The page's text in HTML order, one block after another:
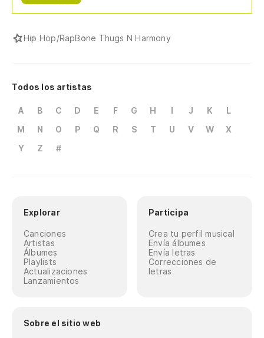
Hip Hop/RapBone Thugs N Harmony
Todos los artistas
A B C D E F G H I J K
L
M
N O P Q R S T U V W
X
Y
Z #
Explorar
Canciones
Artistas
Álbumes
Playlists
Actualizaciones
Lanzamientos
Participa
Crea tu perfil musical
Envía álbumes
Envía letras
Correcciones de
letras
Sobre el sitio web